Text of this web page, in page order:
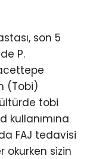
son 5
P.
(Tobi)
tobi
kullanımına
FAJ tedavisi
okurken sizin